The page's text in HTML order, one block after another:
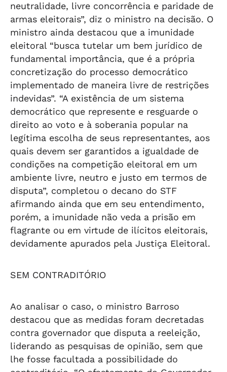
neutralidade, livre concorrência e paridade de
armas eleitorais”, diz o ministro na decisão. O
ministro ainda destacou que a imunidade
eleitoral “busca tutelar um bem jurídico de
fundamental importância, que é a própria
concretização do processo democrático
implementado de maneira livre de restrições
indevidas”. “A existência de um sistema
democrático que represente e resguarde o
direito ao voto e à soberania popular na
legítima escolha de seus representantes, aos
quais devem ser garantidos a igualdade de
condições na competição eleitoral em um
ambiente livre, neutro e justo em termos de
disputa”, completou o decano do STF
afirmando ainda que em seu entendimento,
porém, a imunidade não veda a prisão em
flagrante ou em virtude de ilícitos eleitorais,
devidamente apurados pela Justiça Eleitoral.
SEM CONTRADITÓRIO
Ao analisar o caso, o ministro Barroso
destacou que as medidas foram decretadas
contra governador que disputa a reeleição,
liderando as pesquisas de opinião, sem que
lhe fosse facultada a possibilidade do